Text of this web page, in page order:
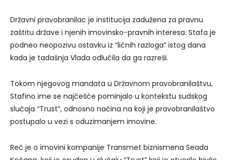
Državni pravobranilac je institucija zadužena za pravnu
zaštitu države i njenih imovinsko-pravnih interesa. Stafa je
podneo neopozivu ostavku iz “ličnih razloga” istog dana
kada je tadašnja Vlada odlučila da ga razreši.
Tokom njegovog mandata u Državnom pravobranilaštvu,
Stafino ime se najčešće pominjalo u kontekstu sudskog
slučaja “Trust”, odnosno načina na koji je pravobranilaštvo
postupalo u vezi s oduzimanjem imovine.
Reč je o imovini kompanije Transmet biznismena Seada